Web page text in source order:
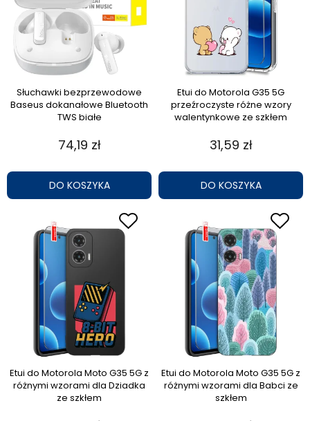
Słuchawki bezprzewodowe
Baseus dokanałowe Bluetooth
TWS białe
74,19 zł
DO KOSZYKA
Etui do Motorola G35 5G
przeźroczyste różne wzory
walentynkowe ze szkłem
31,59 zł
DO KOSZYKA
Etui do Motorola Moto G35 5G z
różnymi wzorami dla Dziadka
ze szkłem
Etui do Motorola Moto G35 5G z
różnymi wzorami dla Babci ze
szkłem